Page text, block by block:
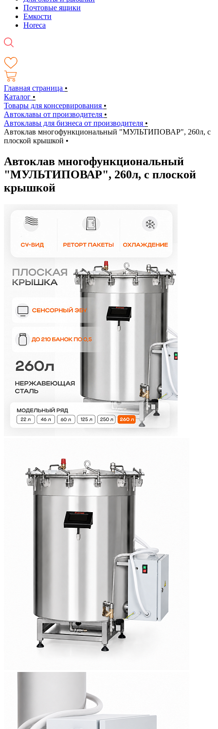
Почтовые ящики
Емкости
Horeca
Главная страница •
Каталог •
Товары для консервирования •
Автоклавы от производителя •
Автоклавы для бизнеса от производителя •
Автоклав многофункциональный "МУЛЬТИПОВАР", 260л, с
плоской крышкой •
Автоклав многофункциональный
"МУЛЬТИПОВАР", 260л, с плоской
крышкой